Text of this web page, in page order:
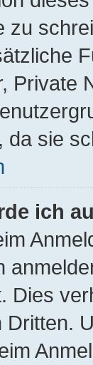
zu
Private
da sie
ich
Dies
Dritten.